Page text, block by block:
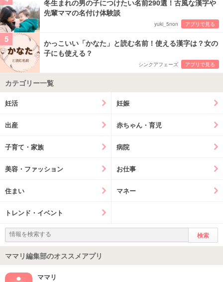
冬生まれの男の子につけたい名前290選！古風な漢字や
先輩ママの名付け体験談
yuki_5non アプリで見る
5
かっこいい「かなた」と読む名前！使える漢字は？女の
子にも使える？
シンクアフェーズ アプリで見る
カテゴリー一覧
妊活 妊娠
出産 赤ちゃん・育児
子育て・家族 病院
美容・ファッション お仕事
住まい マネー
トレンド・イベント
ママリ編集部のオススメアプリ
ママリ